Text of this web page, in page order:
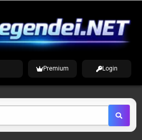
Premium Login